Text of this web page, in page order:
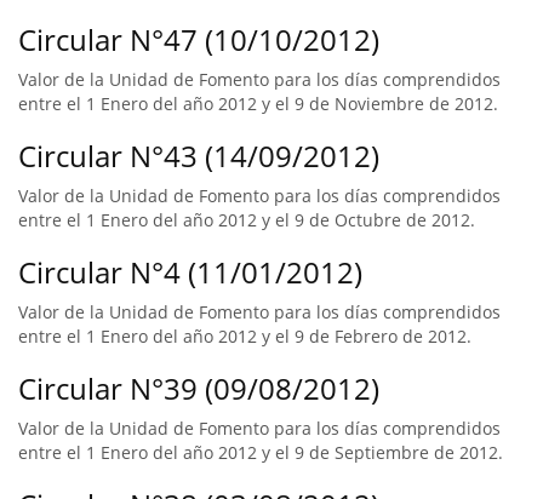
Circular N°47 (10/10/2012)
Valor de la Unidad de Fomento para los días comprendidos
entre el 1 Enero del año 2012 y el 9 de Noviembre de 2012.
Circular N°43 (14/09/2012)
Valor de la Unidad de Fomento para los días comprendidos
entre el 1 Enero del año 2012 y el 9 de Octubre de 2012.
Circular N°4 (11/01/2012)
Valor de la Unidad de Fomento para los días comprendidos
entre el 1 Enero del año 2012 y el 9 de Febrero de 2012.
Circular N°39 (09/08/2012)
Valor de la Unidad de Fomento para los días comprendidos
entre el 1 Enero del año 2012 y el 9 de Septiembre de 2012.